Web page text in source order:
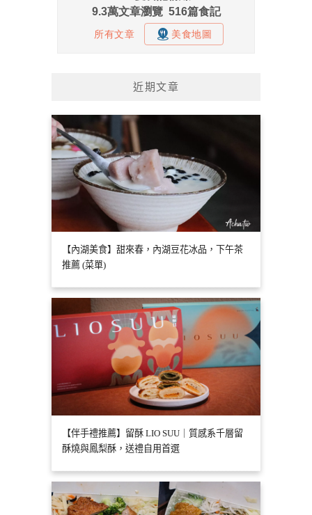
近期文章
【內湖美食】甜來春，內湖豆花冰品，下午茶
推薦 (菜單)
【伴手禮推薦】留酥 LIO SUU｜質感系千層留
酥燒與鳳梨酥，送禮自用首選